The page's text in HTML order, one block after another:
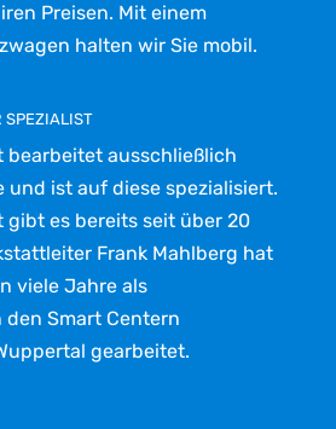
Preisen. Mit einem
halten wir Sie mobil.
SPEZIALIST
bearbeitet ausschließlich
und ist auf diese spezialisiert.
gibt es bereits seit über 20
Frank Mahlberg hat
viele Jahre als
Smart Centern
gearbeitet.